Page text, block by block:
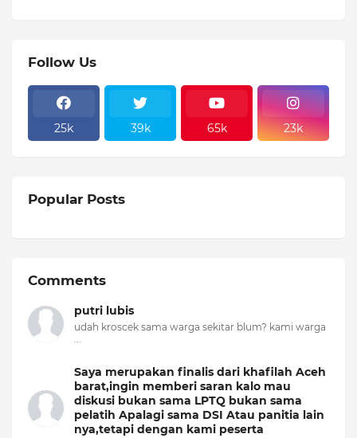
Follow Us
25k 39k 65k 23k
Popular Posts
Comments
putri lubis
udah kroscek sama warga sekitar blum? kami warga
Saya merupakan finalis dari khafilah Aceh
barat,ingin memberi saran kalo mau
diskusi bukan sama LPTQ bukan sama
pelatih Apalagi sama DSI Atau panitia lain
nya,tetapi dengan kami peserta